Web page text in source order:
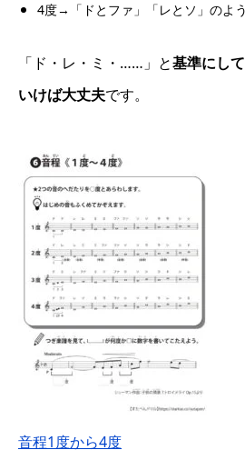
4度→「ドとファ」「レとソ」のよ
「ド・レ・ミ・……」と基準にし
いけば大丈夫です。
音程1度から4度